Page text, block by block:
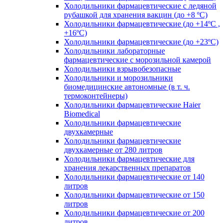
Холодильники фармацевтические с ледяной
рубашкой для хранения вакцин (до +8 ºС)
Холодильники фармацевтические (до +14ºС ,
+16ºС)
Холодильники фармацевтические (до +23ºС)
Холодильники лабораторные
фармацевтические с морозильной камерой
Холодильники взрывобезопасные
Холодильники и морозильники
биомедицинские автономные (в т. ч.
термоконтейнеры)
Холодильники фармацевтические Haier
Biomedical
Холодильники фармацевтические
двухкамерные
Холодильники фармацевтические
двухкамерные от 280 литров
Холодильники фармацевтические для
хранения лекарственных препаратов
Холодильники фармацевтические от 140
литров
Холодильники фармацевтические от 150
литров
Холодильники фармацевтические от 200